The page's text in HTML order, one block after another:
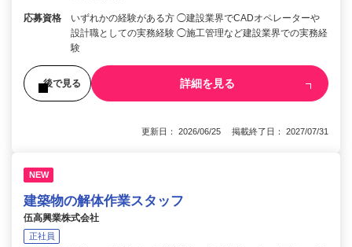
応募資格
いずれかの経験がある方 ◯建設業界でCADオペレーターや
設計職としての実務経験 ◯施工管理など建設業界での実務経
験
後で見る 詳細を見る
更新日： 2026/06/25 掲載終了日： 2027/07/31
NEW
建築物の解体作業スタッフ
伍高興業株式会社
正社員